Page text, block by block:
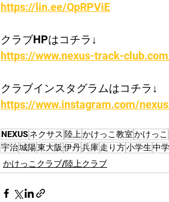
https://lin.ee/QpRPViE
クラブHPはコチラ↓
https://www.nexus-track-
クラブインスタグラムはコチラ↓
https://www.instagram.com/
NEXUS ネクサス 陸上かけっこ教室かけっこ
宇治城陽東大阪 伊丹兵庫走り方小学生中
かけっこクラブ/陸上クラブ